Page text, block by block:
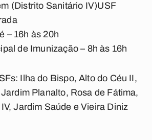
(Distrito Sanitário IV)USF
– 16h às 20h
de Imunização – 8h às 16h
Ilha do Bispo, Alto do Céu II,
Planalto, Rosa de Fátima,
Jardim Saúde e Vieira Diniz